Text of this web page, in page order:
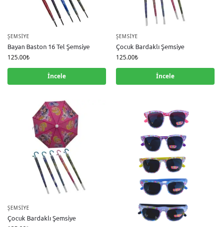
ŞEMSIYE
Bayan Baston 16 Tel Şemsiye
125.00₺
İncele
ŞEMSIYE
Çocuk Bardaklı Şemsiye
125.00₺
İncele
ŞEMSIYE
Çocuk Bardaklı Şemsiye